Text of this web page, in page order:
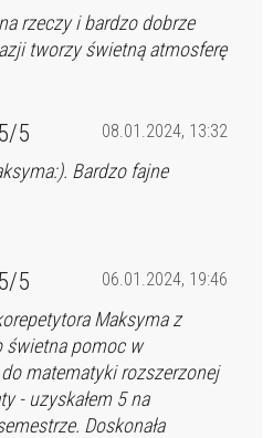
rzeczy i bardzo dobrze
tworzy świetną atmosferę
08.01.2024, 13:32
5/5
Bardzo fajne
06.01.2024, 19:46
5/5
Maksyma z
świetna pomoc w
matematyki rozszerzonej
- uzyskałem 5 na
Doskonała